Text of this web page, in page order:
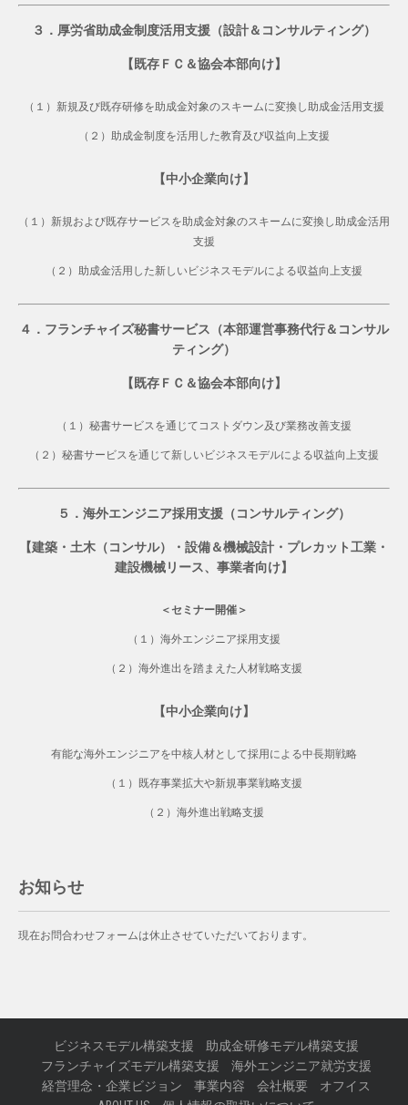
３．厚労省助成金制度活用支援（設計＆コンサルティング）
【既存ＦＣ＆協会本部向け】
（１）新規及び既存研修を助成金対象のスキームに変換し助成金活用支援
（２）助成金制度を活用した教育及び収益向上支援
【中小企業向け】
（１）新規および既存サービスを助成金対象のスキームに変換し助成金活用
支援
（２）助成金活用した新しいビジネスモデルによる収益向上支援
４．フランチャイズ秘書サービス（本部運営事務代行＆コンサル
ティング）
【既存ＦＣ＆協会本部向け】
（１）秘書サービスを通じてコストダウン及び業務改善支援
（２）秘書サービスを通じて新しいビジネスモデルによる収益向上支援
５．海外エンジニア採用支援（コンサルティング）
【建築・土木（コンサル）・設備＆機械設計・プレカット工業・
建設機械リース、事業者向け】
＜セミナー開催＞
（１）海外エンジニア採用支援
（２）海外進出を踏まえた人材戦略支援
【中小企業向け】
有能な海外エンジニアを中核人材として採用による中長期戦略
（１）既存事業拡大や新規事業戦略支援
（２）海外進出戦略支援
お知らせ
現在お問合わせフォームは休止させていただいております。
ビジネスモデル構築支援
助成金研修モデル構築支援
フランチャイズモデル構築支援
海外エンジニア就労支援
経営理念・企業ビジョン
事業内容 会社概要
オフイス